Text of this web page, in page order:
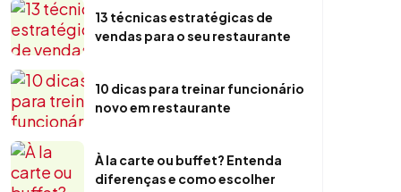
13 técnicas estratégicas de
vendas para o seu restaurante
10 dicas para treinar funcionário
novo em restaurante
À la carte ou buffet? Entenda
diferenças e como escolher